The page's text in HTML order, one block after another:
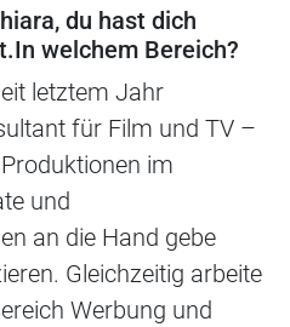
du hast dich
welchem Bereich?
letztem Jahr
für Film und TV –
im
und
an die Hand gebe
Gleichzeitig arbeite
Werbung und